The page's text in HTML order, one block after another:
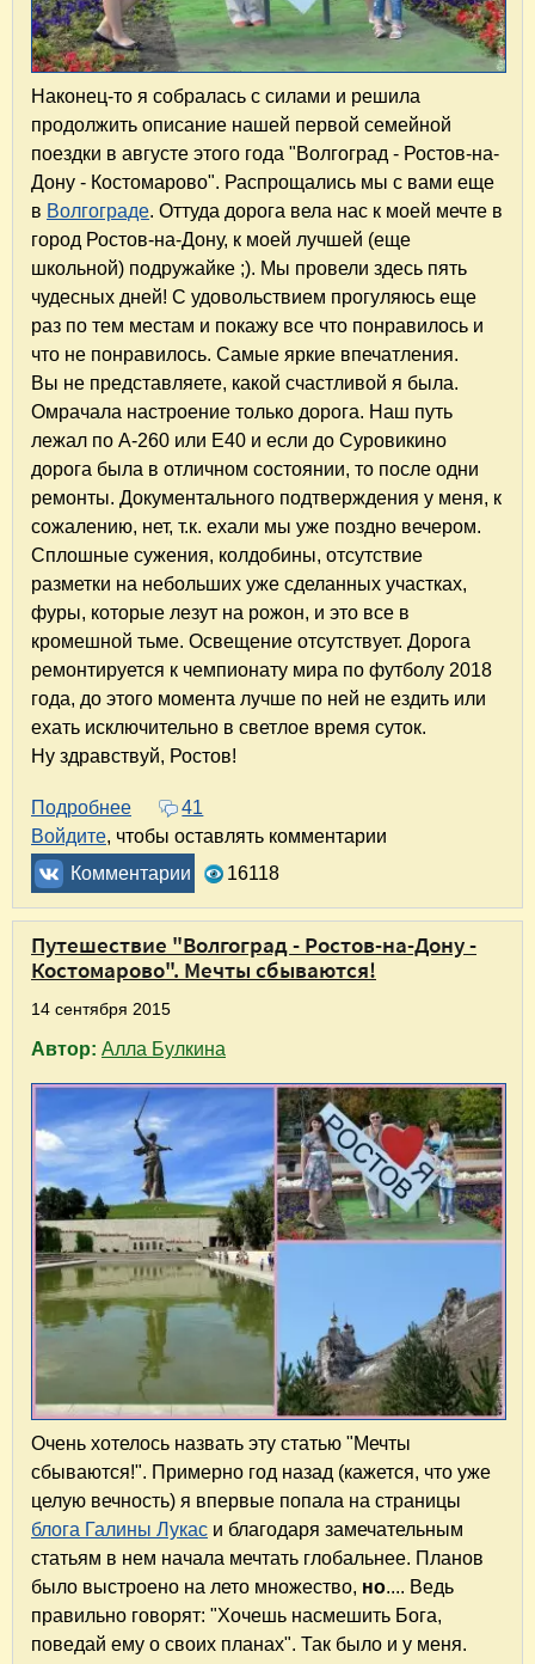
Наконец-то я собралась с силами и решила
продолжить описание нашей первой семейной
поездки в августе этого года "Волгоград - Ростов-на-
Дону - Костомарово". Распрощались мы с вами еще
в Волгограде. Оттуда дорога вела нас к моей мечте в
город Ростов-на-Дону, к моей лучшей (еще
школьной) подружайке ;). Мы провели здесь пять
чудесных дней! С удовольствием прогуляюсь еще
раз по тем местам и покажу все что понравилось и
что не понравилось. Самые яркие впечатления.
Вы не представляете, какой счастливой я была.
Омрачала настроение только дорога. Наш путь
лежал по А-260 или Е40 и если до Суровикино
дорога была в отличном состоянии, то после одни
ремонты. Документального подтверждения у меня, к
сожалению, нет, т.к. ехали мы уже поздно вечером.
Сплошные сужения, колдобины, отсутствие
разметки на небольших уже сделанных участках,
фуры, которые лезут на рожон, и это все в
кромешной тьме. Освещение отсутствует. Дорога
ремонтируется к чемпионату мира по футболу 2018
года, до этого момента лучше по ней не ездить или
ехать исключительно в светлое время суток.
Ну здравствуй, Ростов!
Подробнее о Пять чудесных дней в Ростове-на-Дону.
41
Войдите, чтобы оставлять комментарии
Комментарии
16118
Путешествие "Волгоград - Ростов-на-Дону -
Костомарово". Мечты сбываются!
14 сентября 2015
Автор: Алла Булкина
Очень хотелось назвать эту статью "Мечты
сбываются!". Примерно год назад (кажется, что уже
целую вечность) я впервые попала на страницы
блога Галины Лукас и благодаря замечательным
статьям в нем начала мечтать глобальнее. Планов
было выстроено на лето множество, но.... Ведь
правильно говорят: "Хочешь насмешить Бога,
поведай ему о своих планах". Так было и у меня.